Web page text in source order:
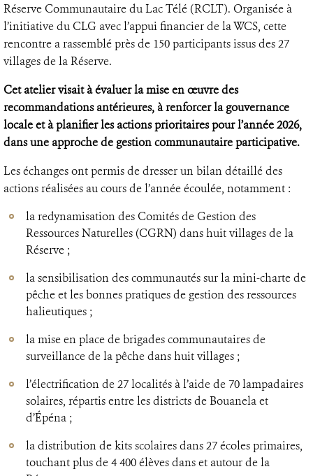
Réserve Communautaire du Lac Télé (RCLT). Organisée à
l’initiative du CLG avec l’appui financier de la WCS, cette
rencontre a rassemblé près de 150 participants issus des 27
villages de la Réserve.
Cet atelier visait à évaluer la mise en œuvre des
recommandations antérieures, à renforcer la gouvernance
locale et à planifier les actions prioritaires pour l’année 2026,
dans une approche de gestion communautaire participative.
Les échanges ont permis de dresser un bilan détaillé des
actions réalisées au cours de l’année écoulée, notamment :
la redynamisation des Comités de Gestion des
Ressources Naturelles (CGRN) dans huit villages de la
Réserve ;
la sensibilisation des communautés sur la mini-charte de
pêche et les bonnes pratiques de gestion des ressources
halieutiques ;
la mise en place de brigades communautaires de
surveillance de la pêche dans huit villages ;
l’électrification de 27 localités à l’aide de 70 lampadaires
solaires, répartis entre les districts de Bouanela et
d’Épéna ;
la distribution de kits scolaires dans 27 écoles primaires,
touchant plus de 4 400 élèves dans et autour de la